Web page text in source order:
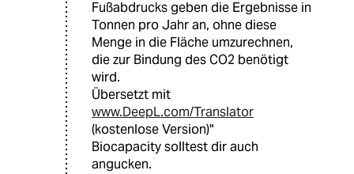
Fußabdrucks geben die Ergebnisse in
Tonnen pro Jahr an, ohne diese
Menge in die Fläche umzurechnen,
die zur Bindung des CO2 benötigt
wird.
Übersetzt mit
www.DeepL.com/Translator
(kostenlose Version)"
Biocapacity solltest dir auch
angucken.